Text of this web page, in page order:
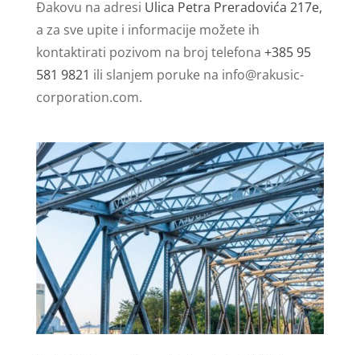
Đakovu na adresi Ulica Petra Preradovića 217e,
a za sve upite i informacije možete ih
kontaktirati pozivom na broj telefona +385 95
581 9821 ili slanjem poruke na info@rakusic-
corporation.com.